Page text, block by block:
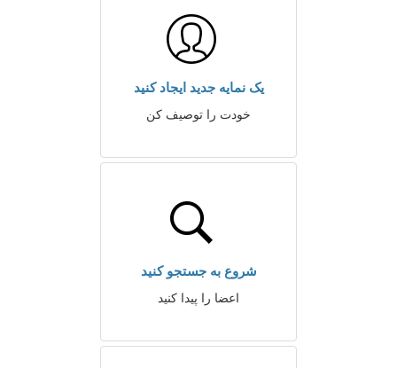
یک نمایه جدید ایجاد کنید
خودت را توصیف کن
شروع به جستجو کنید
اعضا را پیدا کنید